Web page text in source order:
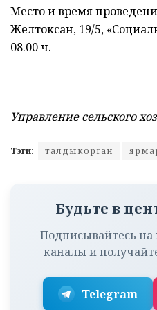
Место и время
Желтоксан, 19/5,
08.00 ч.
Управление сельского
Тэги: талдыкорган
Будьте в
Подписывайтесь
каналы и
Telegram